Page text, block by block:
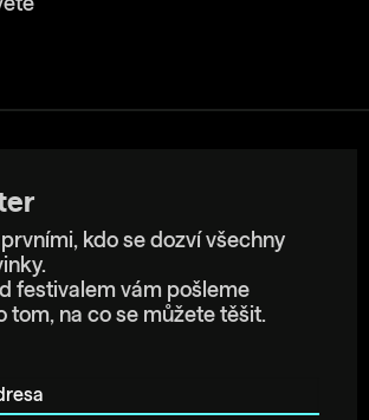
kdo se dozví všechny
festivalem vám pošleme
tom, na co se můžete těšit.